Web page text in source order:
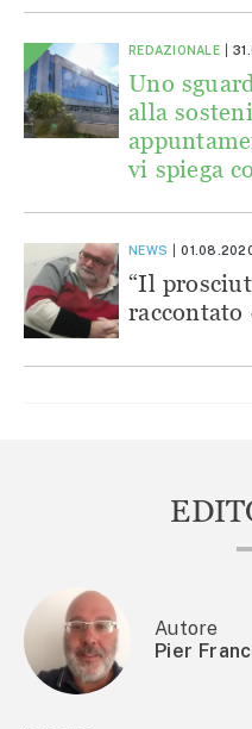
REDAZIONALE
Uno
alla
vi spiega
NEWS
“Il
raccontato
Autore
Pier